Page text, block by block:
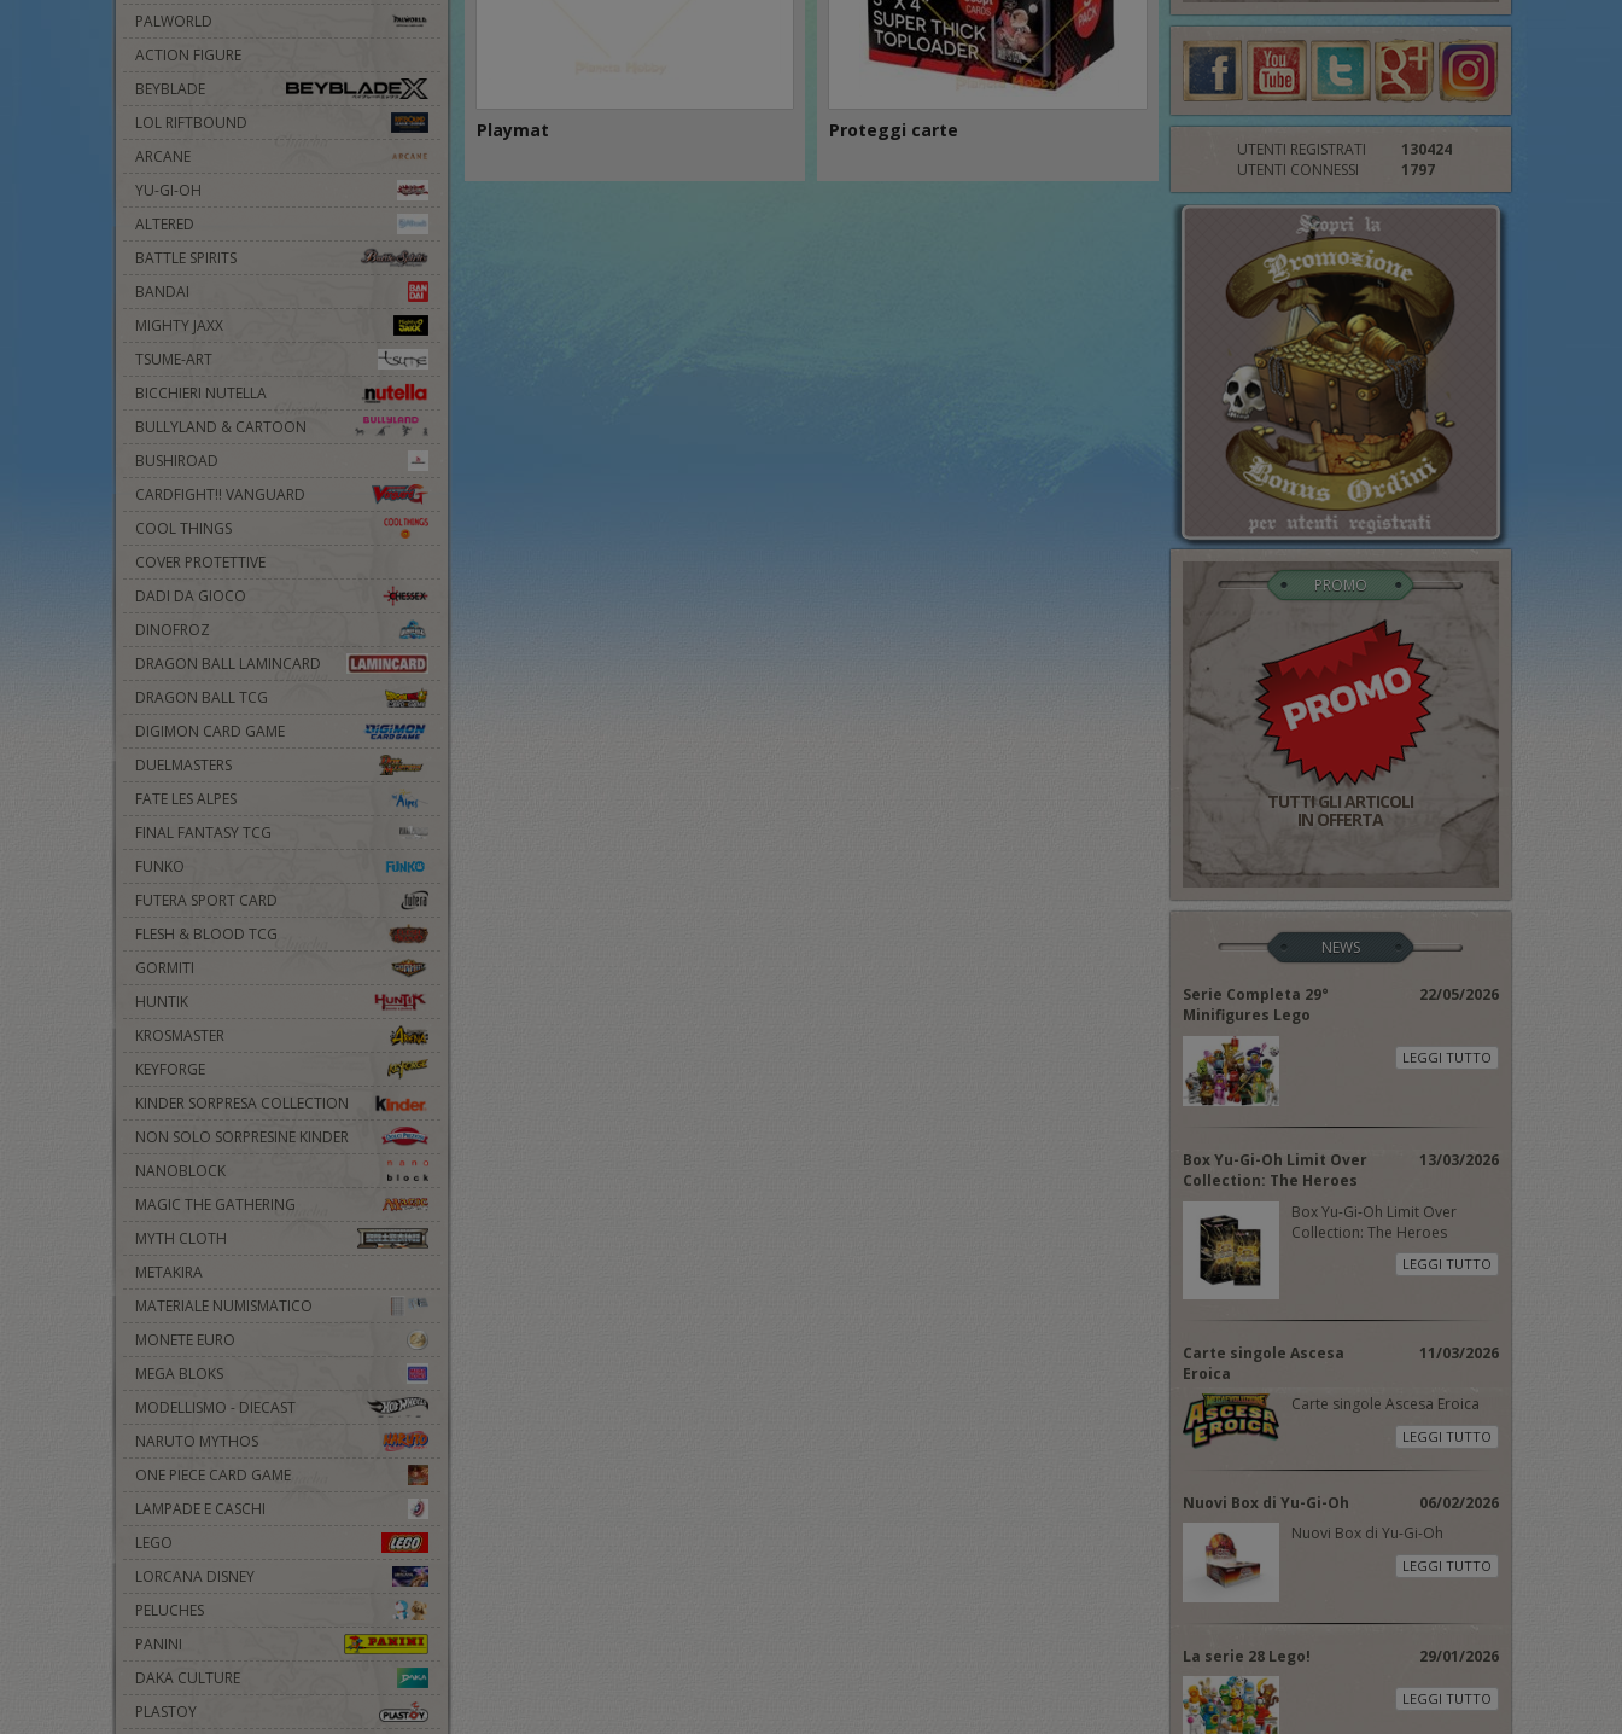
PALWORLD
ACTION FIGURE
BEYBLADE
LOL RIFTBOUND
ARCANE
YU-GI-OH
ALTERED
BATTLE SPIRITS
BANDAI
MIGHTY JAXX
TSUME-ART
BICCHIERI NUTELLA
BULLYLAND & CARTOON
BUSHIROAD
CARDFIGHT!! VANGUARD
COOL THINGS
COVER PROTETTIVE
DADI DA GIOCO
DINOFROZ
DRAGON BALL LAMINCARD
DRAGON BALL TCG
DIGIMON CARD GAME
DUELMASTERS
FATE LES ALPES
FINAL FANTASY TCG
FUNKO
FUTERA SPORT CARD
FLESH & BLOOD TCG
GORMITI
HUNTIK
KROSMASTER
KEYFORGE
KINDER SORPRESA COLLECTION
NON SOLO SORPRESINE KINDER
NANOBLOCK
MAGIC THE GATHERING
MYTH CLOTH
METAKIRA
MATERIALE NUMISMATICO
MONETE EURO
MEGA BLOKS
MODELLISMO - DIECAST
NARUTO MYTHOS
ONE PIECE CARD GAME
LAMPADE E CASCHI
LEGO
LORCANA DISNEY
PELUCHES
PANINI
DAKA CULTURE
PLASTOY
Playmat Proteggi carte
UTENTI REGISTRATI
130424
UTENTI CONNESSI
1797
PROMO
TUTTI GLI ARTICOLI
IN OFFERTA
NEWS
Serie Completa 29°
Minifigures Lego
22/05/2026
LEGGI TUTTO
Box Yu-Gi-Oh Limit Over
Collection: The Heroes
13/03/2026
Box Yu-Gi-Oh Limit Over
Collection: The Heroes
LEGGI TUTTO
Carte singole Ascesa
Eroica
11/03/2026
Carte singole Ascesa Eroica
LEGGI TUTTO
Nuovi Box di Yu-Gi-Oh
06/02/2026
Nuovi Box di Yu-Gi-Oh
LEGGI TUTTO
La serie 28 Lego! 29/01/2026
LEGGI TUTTO